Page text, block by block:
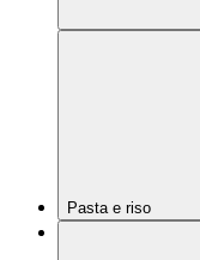
Pasta e riso